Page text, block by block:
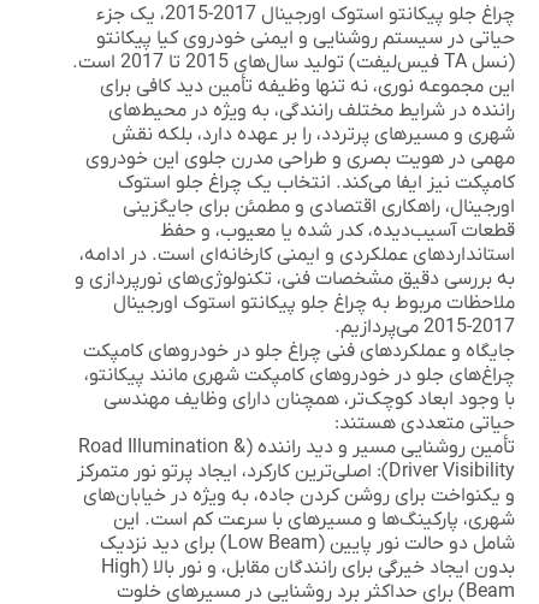
چراغ جلو پیکانتو استوک اورجینال 2017-2015
، یک جزء
حیاتی در سیستم روشنایی و ایمنی خودروی کیا پیکانتو
(نسل TA فیس‌لیفت) تولید سال‌های 2015 تا 2017 است.
این مجموعه نوری، نه تنها وظیفه تأمین دید کافی برای
راننده در شرایط مختلف رانندگی، به ویژه در محیط‌های
شهری و مسیرهای پرتردد، را بر عهده دارد، بلکه نقش
مهمی در هویت بصری و طراحی مدرن جلوی این خودروی
کامپکت نیز ایفا می‌کند. انتخاب یک چراغ جلو استوک
اورجینال، راهکاری اقتصادی و مطمئن برای جایگزینی
قطعات آسیب‌دیده، کدر شده یا معیوب، و حفظ
استانداردهای عملکردی و ایمنی کارخانه‌ای است. در ادامه،
به بررسی دقیق مشخصات فنی، تکنولوژی‌های نورپردازی و
ملاحظات مربوط به چراغ جلو پیکانتو استوک اورجینال
2017-2015
می‌پردازیم.
جایگاه و عملکردهای فنی چراغ جلو در خودروهای کامپکت
چراغ‌های جلو در خودروهای کامپکت شهری مانند پیکانتو،
با وجود ابعاد کوچک‌تر، همچنان دارای وظایف مهندسی
حیاتی متعددی هستند:
تأمین روشنایی مسیر و دید راننده (Road Illumination &
Driver Visibility):
اصلی‌ترین کارکرد، ایجاد پرتو نور متمرکز
و یکنواخت برای روشن کردن جاده، به ویژه در خیابان‌های
شهری، پارکینگ‌ها و مسیرهای با سرعت کم است. این
شامل دو حالت نور پایین (Low Beam) برای دید نزدیک
بدون ایجاد خیرگی برای رانندگان مقابل، و نور بالا (High
Beam) برای حداکثر برد روشنایی در مسیرهای خلوت